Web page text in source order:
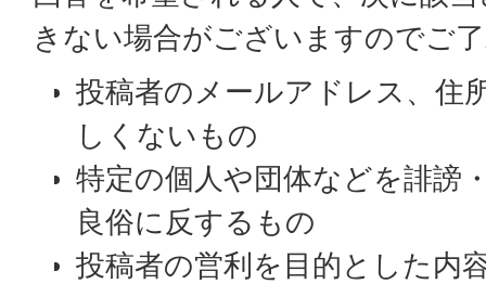
きない場合がございますのでご
投稿者のメールアドレス、住
しくないもの
特定の個人や団体などを誹謗
良俗に反するもの
投稿者の営利を目的とした内